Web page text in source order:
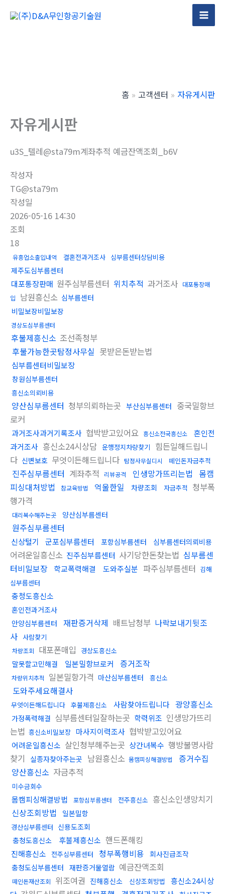
Main
홈 고객센터 자유게시판
자유게시판
u3S_텔레@sta79m계좌추적 예금잔액조회_b6V
작성자
TG@sta79m
작성일
2026-05-16 14:30
조회
18
유흥업소출입내역 결혼전과거조사 심부름센터상담비용
제주도심부름센터
대포통장판매 원주심부름센터 위치추적 과거조사 대포통장매
입
남원흥신소 심부름센터
비밀보장비밀보장
경상도심부름센터
후불제흥신소 조선족청부
후불가능한곳탐정사무실 못받은돈받는법
심부름센터비밀보장
창원심부름센터
흥신소의뢰비용
양산심부름센터 청부의뢰하는곳 부산심부름센터 중국밀항브
로커
과거조사과거기록조사 협박받고있어요 흥신소전국흥신소
혼인전
과거조사 흥신소24시상담 운행정지차량찾기
힘든일해드립니
다 신변보호 무엇이든해드립니다 탐정사무실디시 떼인돈자금추적
진주심부름센터 계좌추적 리뷰공격 인생망가뜨리는법
몸캠
피싱대처방법
참교육방법 억울한일 차량조회 자금추적
청부폭
행가격
대리복수해주는곳 양산심부름센터
원주심부름센터
신상털기 군포심부름센터 포항심부름센터 심부름센터의뢰비용
어려운일흥신소 진주심부름센터 사기당한돈찾는법 심부름센
터비밀보장
학교폭력해결 도와주실분 파주심부름센터 김해
심부름센터
충청도흥신소
혼인전과거조사
안양심부름센터
재판증거삭제 배트남청부 나락보내기뒷조
사 사람찾기
차량조회 대포폰매입 경상도흥신소
말못할고민해결 일본밀항브로커 증거조작
차량위치추적 일본밀항가격 마산심부름센터 흥신소
도와주세요해결사
무엇이든해드립니다 후불제흥신소 사람찾아드립니다 광양흥신소
가정폭력해결 심부름센터일잘하는곳 학력위조 인생망가뜨리
는법 흥신소비밀보장 마사지이력조사 협박받고있어요
어려운일흥신소 살인청부해주는곳 상간녀복수 행방불명사람
찾기
실종자찾아주는곳 남원흥신소 몸캠피싱해결방법
증거수집
양산흥신소 자금추적
미수금회수
몸캠피싱해결방법 포항심부름센터 전주흥신소 흥신소인생망치기
신상조회방법
일본밀항
경산심부름센터 신용도조회
충청도흥신소
후불제흥신소 핸드폰해킹
진해흥신소 전주심부름센터 청부폭행비용 회사진급조작
충청도심부름센터 재판증거물열람 예금잔액조회
떼인돈재산조회 위조여권 진해흥신소 신상조회방법
흥신소24시상